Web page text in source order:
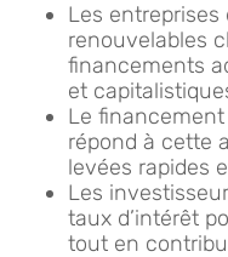
Les
renouvelables
financements
et
Le
répond à cette
levées rapides
Les
taux d’intérêt
tout en